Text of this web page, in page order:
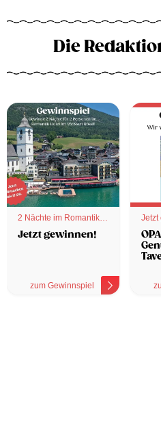
Die
2 Nächte im Romantik
Hotel
Jetzt gewinnen!
zum Gewinnspiel
Jetzt